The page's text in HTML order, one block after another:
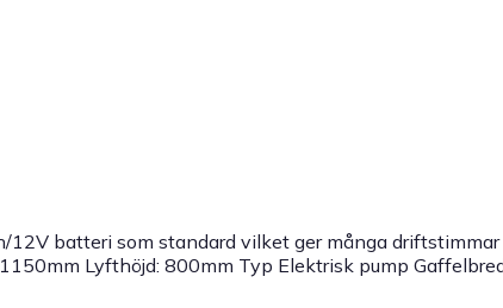
batteri som standard vilket ger många
Lyfthöjd: 800mm Typ Elektrisk pump